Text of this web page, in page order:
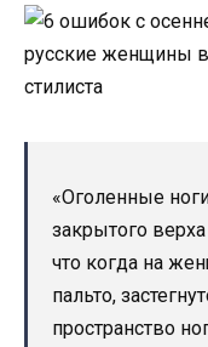
«Оголенные
закрытого
что когда на
пальто,
пространство